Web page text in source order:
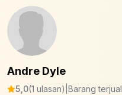
Andre Dyle
5,0(1 ulasan) Barang terjual